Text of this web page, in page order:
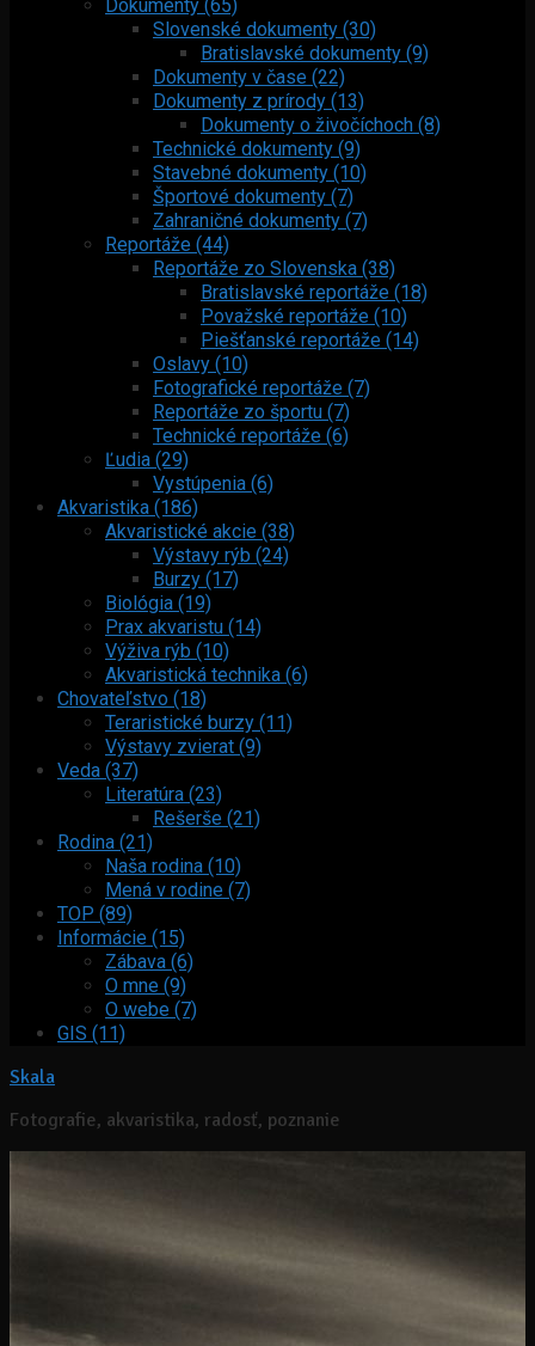
Dokumenty (65)
Slovenské dokumenty (30)
Bratislavské dokumenty (9)
Dokumenty v čase (22)
Dokumenty z prírody (13)
Dokumenty o živočíchoch (8)
Technické dokumenty (9)
Stavebné dokumenty (10)
Športové dokumenty (7)
Zahraničné dokumenty (7)
Reportáže (44)
Reportáže zo Slovenska (38)
Bratislavské reportáže (18)
Považské reportáže (10)
Piešťanské reportáže (14)
Oslavy (10)
Fotografické reportáže (7)
Reportáže zo športu (7)
Technické reportáže (6)
Ľudia (29)
Vystúpenia (6)
Akvaristika (186)
Akvaristické akcie (38)
Výstavy rýb (24)
Burzy (17)
Biológia (19)
Prax akvaristu (14)
Výživa rýb (10)
Akvaristická technika (6)
Chovateľstvo (18)
Teraristické burzy (11)
Výstavy zvierat (9)
Veda (37)
Literatúra (23)
Rešerše (21)
Rodina (21)
Naša rodina (10)
Mená v rodine (7)
TOP (89)
Informácie (15)
Zábava (6)
O mne (9)
O webe (7)
GIS (11)
Skala
Fotografie, akvaristika, radosť, poznanie